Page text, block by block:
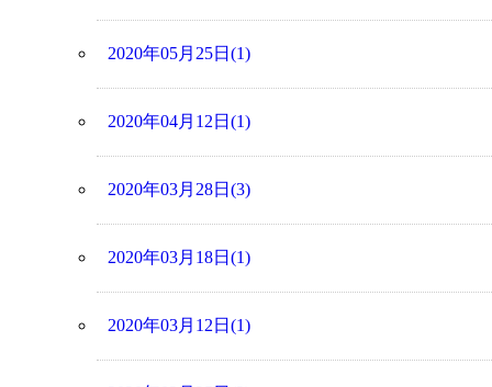
2020年05月25日(1)
2020年04月12日(1)
2020年03月28日(3)
2020年03月18日(1)
2020年03月12日(1)